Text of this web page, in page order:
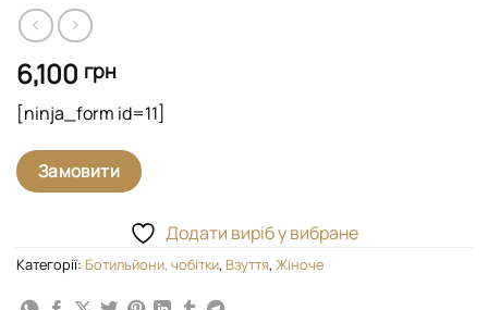
6,100 грн
[ninja_form id=11]
Замовити
Додати виріб у вибране
Категорії: Ботильйони, чобітки, Взуття, Жіноче